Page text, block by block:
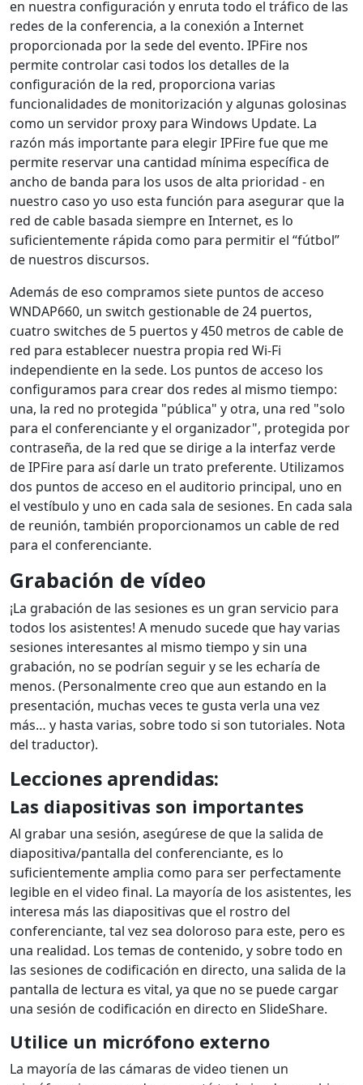
en nuestra configuración y enruta todo el tráfico de las
redes de la conferencia, a la conexión a Internet
proporcionada por la sede del evento. IPFire nos
permite controlar casi todos los detalles de la
configuración de la red, proporciona varias
funcionalidades de monitorización y algunas golosinas
como un servidor proxy para Windows Update. La
razón más importante para elegir IPFire fue que me
permite reservar una cantidad mínima específica de
ancho de banda para los usos de alta prioridad - en
nuestro caso yo uso esta función para asegurar que la
red de cable basada siempre en Internet, es lo
suficientemente rápida como para permitir el “fútbol”
de nuestros discursos.
Además de eso compramos siete puntos de acceso
WNDAP660, un switch gestionable de 24 puertos,
cuatro switches de 5 puertos y 450 metros de cable de
red para establecer nuestra propia red Wi-Fi
independiente en la sede. Los puntos de acceso los
configuramos para crear dos redes al mismo tiempo:
una, la red no protegida "pública" y otra, una red "solo
para el conferenciante y el organizador", protegida por
contraseña, de la red que se dirige a la interfaz verde
de IPFire para así darle un trato preferente. Utilizamos
dos puntos de acceso en el auditorio principal, uno en
el vestíbulo y uno en cada sala de sesiones. En cada sala
de reunión, también proporcionamos un cable de red
para el conferenciante.
Grabación de vídeo
¡La grabación de las sesiones es un gran servicio para
todos los asistentes! A menudo sucede que hay varias
sesiones interesantes al mismo tiempo y sin una
grabación, no se podrían seguir y se les echaría de
menos. (Personalmente creo que aun estando en la
presentación, muchas veces te gusta verla una vez
más… y hasta varias, sobre todo si son tutoriales. Nota
del traductor).
Lecciones aprendidas:
Las diapositivas son importantes
Al grabar una sesión, asegúrese de que la salida de
diapositiva/pantalla del conferenciante, es lo
suficientemente amplia como para ser perfectamente
legible en el video final. La mayoría de los asistentes, les
interesa más las diapositivas que el rostro del
conferenciante, tal vez sea doloroso para este, pero es
una realidad. Los temas de contenido, y sobre todo en
las sesiones de codificación en directo, una salida de la
pantalla de lectura es vital, ya que no se puede cargar
una sesión de codificación en directo en SlideShare.
Utilice un micrófono externo
La mayoría de las cámaras de video tienen un